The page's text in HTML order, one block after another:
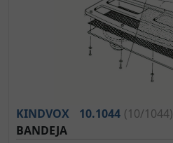
KINDVOX 10.1044 (10/1044)
BANDEJA